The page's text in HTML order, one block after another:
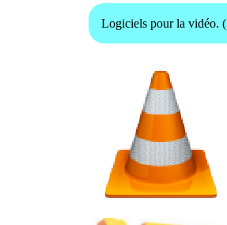
Logiciels pour la vidéo. (